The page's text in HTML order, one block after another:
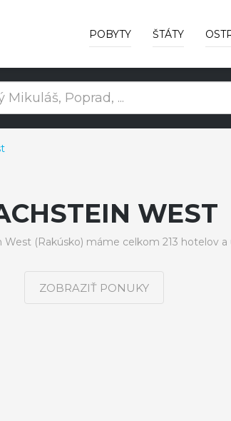
POBYTY ŠTÁTY
WEST
(Rakúsko) máme celkom 213 hotelov a
ZOBRAZIŤ PONUKY